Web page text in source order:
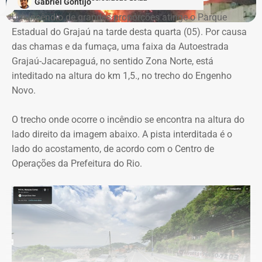
empresas concorrentes, além de falhas na elaboração do
termo de referência.
Outro ponto que chamou a atenção dos técnicos foi a
ausência de critérios objetivos para justificar a
contratação da equipe prevista. Em uma das fases do
projeto, o contrato estimava a atuação de 76
superior a R$ 28 mil. Em alguns casos, como o de
consultores especializados, os valores chegavam a quase
R$ 75 mil por profissional, sem que houvesse justificativa
técnica para esse dimensionamento.
Serviços pagos teriam reaproveitado
dados já existentes
O relatório também questiona a efetiva entrega dos
Um incêndio de grandes proporções atinge o Parque
Estadual do Grajaú na tarde desta quarta (05). Por causa
das chamas e da fumaça, uma faixa da Autoestrada
Grajaú-Jacarepaguá, no sentido Zona Norte, está
inteditado na altura do km 1,5., no trecho do Engenho
Novo.
O trecho onde ocorre o incêndio se encontra na altura do
lado direito da imagem abaixo. A pista interditada é o
lado do acostamento, de acordo com o Centro de
Operações da Prefeitura do Rio.